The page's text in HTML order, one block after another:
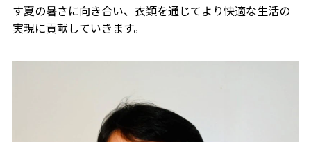
す夏の暑さに向き合い、衣類を通じてより快適な生活の
実現に貢献していきます。